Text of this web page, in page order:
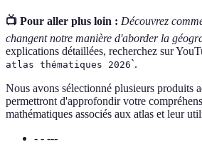
📺 Pour aller plus loin : Découvrez
changent notre manière d'aborder la
explications détaillées, recherchez sur
atlas thématiques 2026 `.
Nous avons sélectionné plusieurs produits
permettront d'approfondir votre
mathématiques associés aux atlas et leur
- - ---